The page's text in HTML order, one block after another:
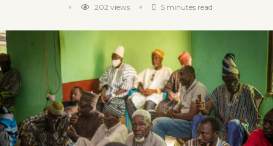
202 views 5 minutes read